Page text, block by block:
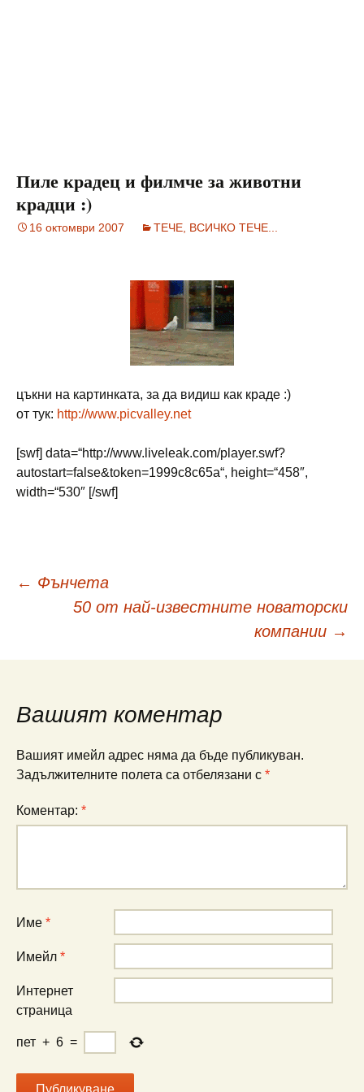
Пиле крадец и филмче за животни
крадци :)
16 октомври 2007 ТЕЧЕ, ВСИЧКО ТЕЧЕ...
цъкни на картинката, за да видиш как краде :)
от тук: http://www.picvalley.net
[swf] data=“http://www.liveleak.com/player.swf?
autostart=false&token=1999c8c65a“, height=“458″,
width=“530″ [/swf]
Навигация
в
публикациите
← Фънчета
50 от най-известните новаторски
компании →
Вашият коментар
Вашият имейл адрес няма да бъде публикуван.
Задължителните полета са отбелязани с *
Коментар: *
Име *
Имейл *
Интернет
страница
пет + 6 =